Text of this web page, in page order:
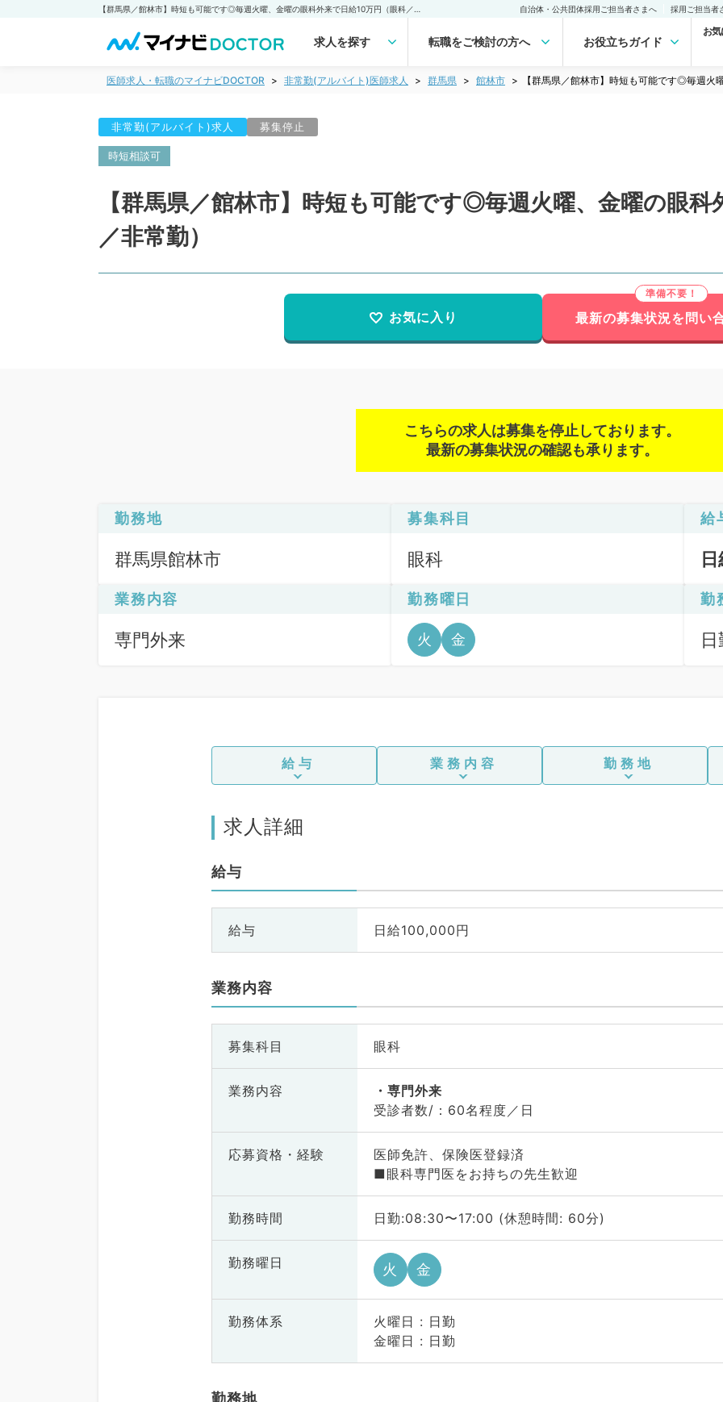
自治体・公共団体採用ご担当者さまへ 採用ご担当者
求人を探す 転職をご検討の方へ お役立ちガイド
お
医師求人・転職のマイナビDOCTOR 非常勤(アルバイト)医師求人 群馬県 館林市 【群馬県／館林市】時短も可能です◎毎週
非常勤(アルバイト)求人 募集停止
時短相談可
【群馬県／館林市】時短も可能です◎毎週火曜、金曜の眼
／非常勤）
お気に入り 最新の募集状況を問い
こちらの求人は募集を停止しております。
最新の募集状況の確認も承ります。
勤務地
群馬県館林市
募集科目
眼科
給
業務内容
専門外来
勤務曜日
火 金
勤
給与 業務内容 勤務地
求人詳細
給与
給与 日給100,000円
業務内容
募集科目 眼科
業務内容
専門外来
受診者数/：60名程度／日
応募資格・ 経験
医師免許、保険医登録済
■眼科専門医をお持ちの先生歓迎
勤務時間 日勤:08:30〜17:00 (休憩時間: 60分)
勤務曜日 火 金
勤務体系
火曜日 : 日勤
金曜日 : 日勤
勤務地